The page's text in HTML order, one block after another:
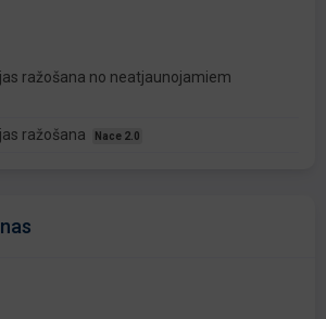
ražošana no neatjaunojamiem
ražošana Nace 2.0